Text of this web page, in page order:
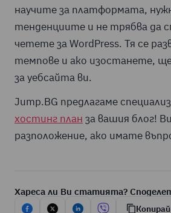
научите за платформата,
тенденциите и не трябва да
четете за WordPress. Тя се
темпове и ако изостанете,
за уебсайта ви.
Jump.BG предлагаме
хостинг план за вашия блог!
разположение, ако имате
Хареса ли Ви статията?